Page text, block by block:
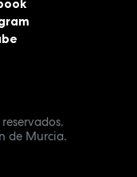
de Murcia.